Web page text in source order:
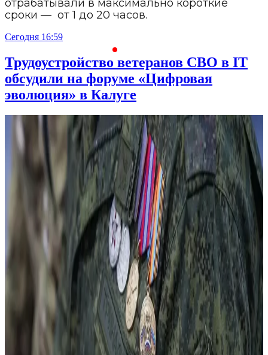
отрабатывали в максимально короткие
сроки — от 1 до 20 часов.
Сегодня 16:59
Трудоустройство ветеранов СВО в IT
обсудили на форуме «Цифровая
эволюция» в Калуге